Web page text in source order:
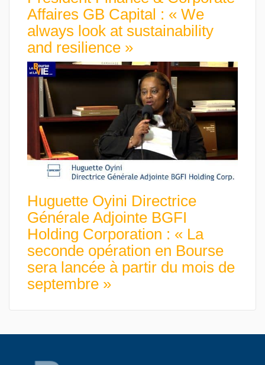
Affaires GB Capital : « We
always look at sustainability
and resilience »
Huguette Oyini Directrice
Générale Adjointe BGFI
Holding Corporation : « La
seconde opération en Bourse
sera lancée à partir du mois de
septembre »